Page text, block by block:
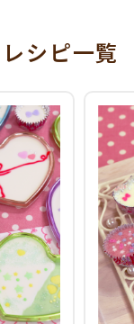
レシピ一覧